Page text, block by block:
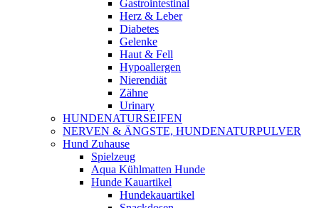
Gastrointestinal
Herz & Leber
Diabetes
Gelenke
Haut & Fell
Hypoallergen
Nierendiät
Zähne
Urinary
HUNDENATURSEIFEN
NERVEN & ÄNGSTE, HUNDENATURPULVER
Hund Zuhause
Spielzeug
Aqua Kühlmatten Hunde
Hunde Kauartikel
Hundekauartikel